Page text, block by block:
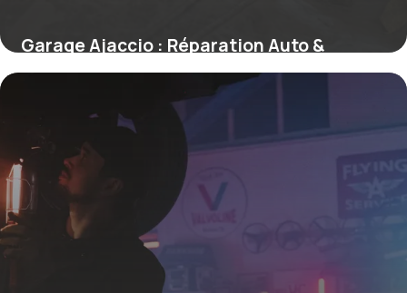
Garage Ajaccio : Réparation Auto &
Entretien